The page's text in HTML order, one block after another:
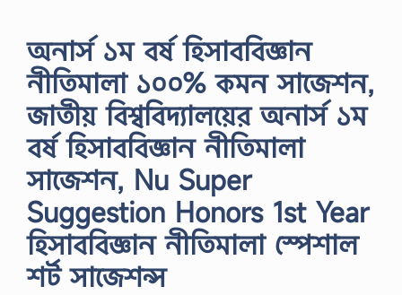
অনার্স ১ম বর্ষ হিসাববিজ্ঞান
নীতিমালা ১০০% কমন সাজেশন,
জাতীয় বিশ্ববিদ্যালয়ের অনার্স ১ম
বর্ষ হিসাববিজ্ঞান নীতিমালা
সাজেশন, Nu Super
Suggestion Honors 1st Year
হিসাববিজ্ঞান নীতিমালা স্পেশাল
শর্ট সাজেশন্স